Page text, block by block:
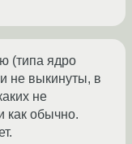
(типа ядро
не выкинуты, в
не
как обычно.